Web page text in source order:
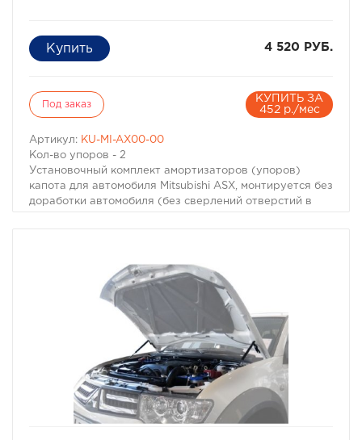
4 520 РУБ.
Под заказ
КУПИТЬ ЗА
452 р./мес
Артикул: KU-MI-AX00-00
Кол-во упоров - 2
Установочный комплект амортизаторов (упоров)
капота для автомобиля Mitsubishi ASX, монтируется без
доработки автомобиля (без сверлений отверстий в
которые устанавливается стойка амортизатора.
Примерное время установки комплекта 10-15 минут.
Монтаж не требует специальных знаний и навыков,
используется стандартный набор гаечных ключей и/
или торцевых головок.
Газовый упор облегчает доступ в подкапотное
пространство автомобиля - капот становится ощутимо
легче, надежно фиксируется в верхнем положении,
открыть/закрыть капот теперь можно одной рукой,
при этом сами руки и одежда остаются чистыми.
Крепления изготавливаются из стали, оцинкованы и